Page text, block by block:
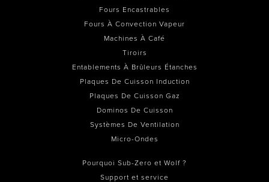
Fours Encastrables
Fours À Convection Vapeur
Machines À Café
Tiroirs
Entablements À Brûleurs Étanches
Plaques De Cuisson Induction
Plaques De Cuisson Gaz
Dominos De Cuisson
Systèmes De Ventilation
Micro-Ondes
Pourquoi Sub-Zero et Wolf ?
Support et service